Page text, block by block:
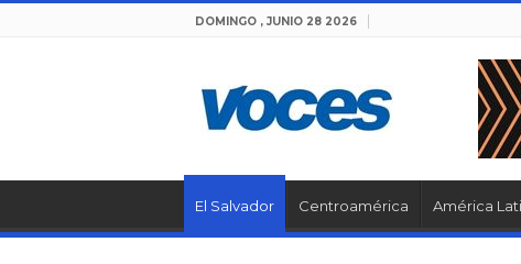
DOMINGO , JUNIO 28 2026
El Salvador Centroamérica América